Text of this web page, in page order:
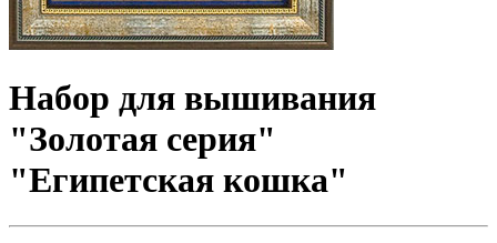
Набор для вышивания
"Золотая серия"
"Египетская кошка"